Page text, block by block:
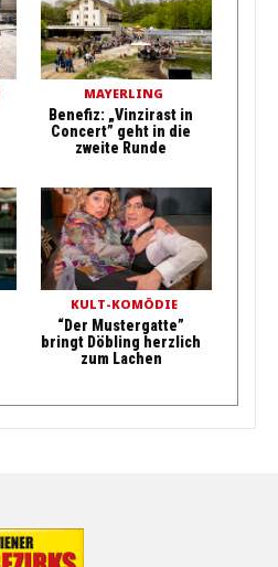
MAYERLING
Benefiz: „Vinzirast in
Concert” geht in die
zweite Runde
KULT-KOMÖDIE
“Der Mustergatte”
bringt Döbling herzlich
zum Lachen